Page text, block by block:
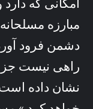
امکانی که
مبارزه
دشمن فرود
راهی نيست جز
نشان داده